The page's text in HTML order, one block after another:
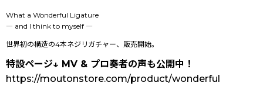
What a Wonderful Ligature
― and I think to myself ―
世界初の構造の4本ネジリガチャー、販売開始。
特設ページ↓ MV & プロ奏者の声も公開中！
https://moutonstore.com/product/wonderful